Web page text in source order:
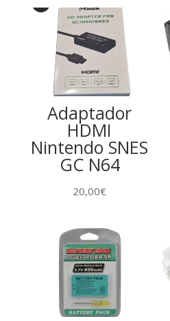
Adaptador
HDMI
Nintendo SNES
GC N64
20,00€